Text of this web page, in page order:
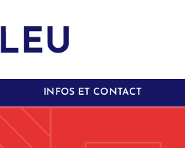
INFOS ET CONTACT